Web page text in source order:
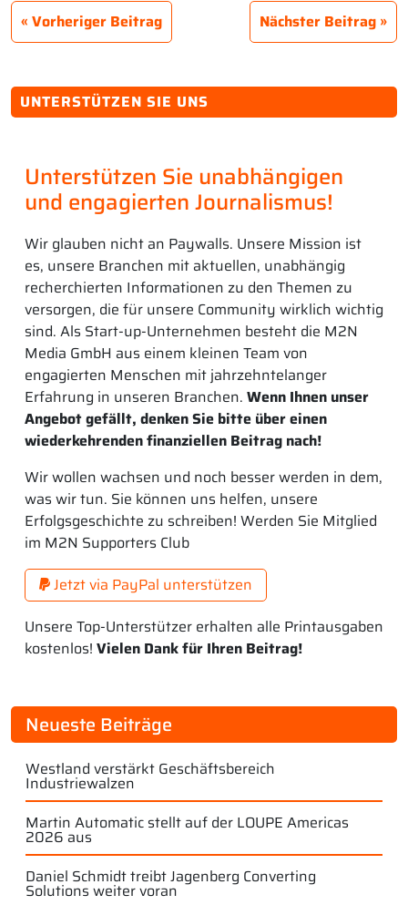
Vorheriger Beitrag Nächster Beitrag
UNTERSTÜTZEN SIE UNS
Unterstützen Sie unabhängigen
und engagierten Journalismus!
Wir glauben nicht an Paywalls. Unsere Mission ist
es, unsere Branchen mit aktuellen, unabhängig
recherchierten Informationen zu den Themen zu
versorgen, die für unsere Community wirklich wichtig
sind. Als Start-up-Unternehmen besteht die M2N
Media GmbH aus einem kleinen Team von
engagierten Menschen mit jahrzehntelanger
Erfahrung in unseren Branchen. Wenn Ihnen unser
Angebot gefällt, denken Sie bitte über einen
wiederkehrenden finanziellen Beitrag nach!
Wir wollen wachsen und noch besser werden in dem,
was wir tun. Sie können uns helfen, unsere
Erfolgsgeschichte zu schreiben! Werden Sie Mitglied
im M2N Supporters Club
Jetzt via PayPal unterstützen
Unsere Top-Unterstützer erhalten alle Printausgaben
kostenlos! Vielen Dank für Ihren Beitrag!
Neueste Beiträge
Westland verstärkt Geschäftsbereich
Industriewalzen
Martin Automatic stellt auf der LOUPE Americas
2026 aus
Daniel Schmidt treibt Jagenberg Converting
Solutions weiter voran